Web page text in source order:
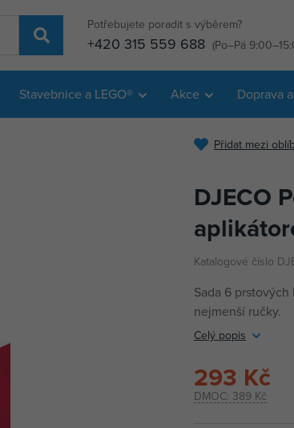
Potřebujete poradit s výběrem?
+420 315 559 688 (Po–Pá
Stavebnice a LEGO® Akce Doprava
Přidat mezi
DJECO
Katalogové číslo
Sada 6
nejmenší ručky.
Celý popis
DMOC: 389 Kč
293 Kč